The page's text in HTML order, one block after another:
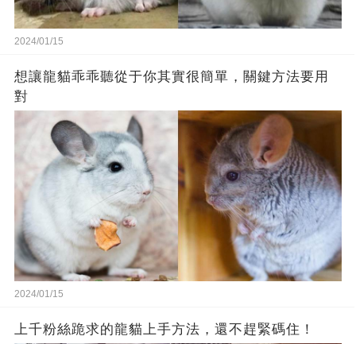
2024/01/15
想讓龍貓乖乖聽從于你其實很簡單，關鍵方法要用
對
2024/01/15
上千粉絲跪求的龍貓上手方法，還不趕緊碼住！